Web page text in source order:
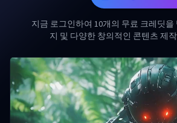
지금 로그인하여 10개의 무료 크레딧을
지 및 다양한 창의적인 콘텐츠 제